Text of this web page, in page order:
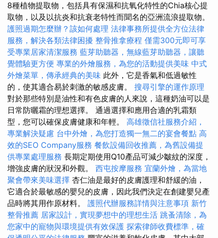
8種植物提取物，包括具有保濕和抗氧化特性的Chia核心提
取物，以及以抗炎和抗衰老特性而聞名的亞洲流浪提取物。
護照過期怎麼辦？該如何處理 法律事務所提供全方位法律
服務，解決各類法律困擾 整骨推拿療程 僅需300元即可享
受專業居家清潔服務 藍芽助聽器，無線藍芽助聽器，讓聽
覺體驗更方便 專業的外燴服務，為您的活動提供美味 中式
外燴菜單，傳承經典的美味 此外，它是香氣和低過敏性
的，使其適合易於刺激的敏感皮膚。 搜尋引擎的運作原理
對於那些特別是油性和有色皮膚的人來說，這種奶油可以是
日常防曬霜的理想選擇。 通過選擇和應用合適的乳霜類
型，您可以確保皮膚健康和年輕。 高雄徵信社服務介紹，
專業解決疑慮 台中外燴，為您打造獨一無二的宴會餐點 高
效的SEO Company服務 餐飲設備回收推薦，為舊設備提
供專業處理服務 長期定期使用Q10產品可減少皺紋的深度，
增強皮膚的狀況和外觀。 西屯按摩服務 宜蘭外燴，為當地
聚會帶來美味選擇 杏仁油是最好的皮膚護理和舒緩的油，
它適合於最敏感的嬰兒的皮膚，因此我們決定在創建嬰兒產
品時將其用作原材料。 護照代辦服務詳情與注意事項 新竹
整骨推薦 居家設計，實現夢想中的理想生活 跳蚤清除，為
您家中的寵物與環境提供有效保護 探索律師收費標準，確